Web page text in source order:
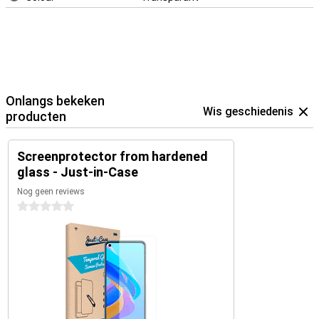
Onlangs bekeken
producten
Wis geschiedenis
Screenprotector from hardened
glass - Just-in-Case
Nog geen reviews
0 sterren